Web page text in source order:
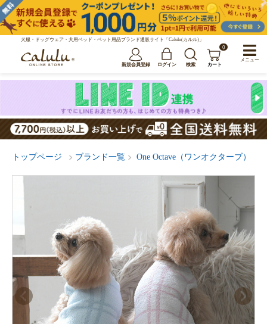
犬服・ドッグウェア・犬用ベッド・ペット用品ブランド通販サイト「Calulu(カルル)」
新規会員登録 ログイン 検索
0
カート
トップページ ブランド一覧 One Octave（ワンオクターブ）
メニュー